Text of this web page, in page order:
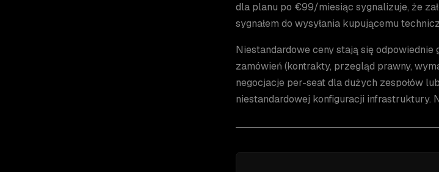
dla planu po €99/miesiąc sygnalizuje, że
sygnałem do wysyłania kupującemu
Niestandardowe ceny stają się
zamówień (kontrakty, przegląd prawny,
negocjacje per-seat dla dużych zespołów
niestandardowej konfiguracji infrastruktury.